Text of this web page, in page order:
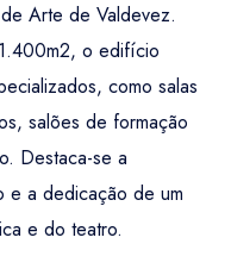
Arte de Valdevez.
o edifício
como salas
salões de formação
Destaca-se a
e a dedicação de um
e do teatro.